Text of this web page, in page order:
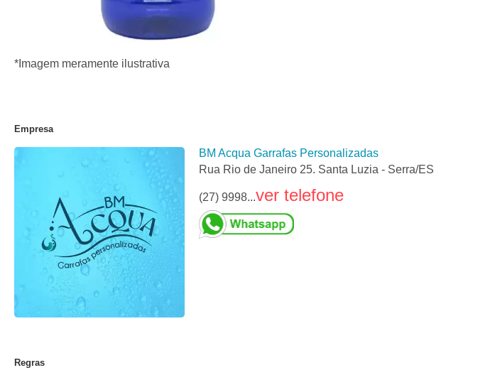
*Imagem meramente ilustrativa
Empresa
BM Acqua Garrafas Personalizadas
Rua Rio de Janeiro 25. Santa Luzia - Serra/ES
(27) 9998...ver telefone
Regras